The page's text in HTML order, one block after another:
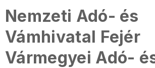
Nemzeti Adó- és
Vámhivatal Fejér
Vármegyei Adó-